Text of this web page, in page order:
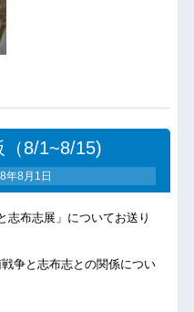
（8/1~8/15)
年8月1日
志布志展」についてお送り
争と志布志との関係につい